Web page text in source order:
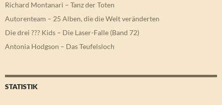
Richard Montanari – Tanz der Toten
Autorenteam – 25 Alben, die die Welt veränderten
Die drei ??? Kids – Die Laser-Falle (Band 72)
Antonia Hodgson – Das Teufelsloch
STATISTIK